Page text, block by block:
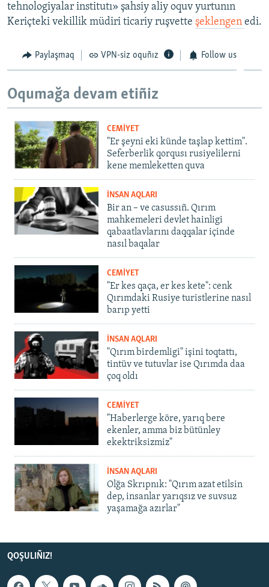
tehnologiyalar institutı» şahsiy aliy oquv yurtunın
Keriçteki vekillik müdiri ticariy ruşvette şeklengen edi.
Paylaşmaq VPN-siz oquñız Follow us
Oqumağa devam etiñiz
CEMİYET
"Er şeyni eki künde taşlap kettim".
Seferberlik qorqusı rusiyelilerni
kene memleketten quva
İNSAN AQLARI
Bir an – ve casussıñ. Qırım
mahkemeleri devlet hainligi
qabaatlavlarını daqqalar içinde
nasıl baqalar
CEMİYET
"Er kes qaça, er kes kete": cenk
Qırımdaki Rusiye turistlerine nasıl
barıp yetti
İNSAN AQLARI
"Qırım birdemligi" işini toqtattı,
tintüv ve tutuvlar ise Qırımda daa
çoq oldı
CEMİYET
"Haberlerge köre, yarıq bere
ekenler, amma biz bütünley
ekektriksizmiz"
İNSAN AQLARI
Olğa Skrıpnık: "Qırım azat etilsin
dep, insanlar yarıqsız ve suvsuz
yaşamağa azırlar"
QOŞULIÑIZ!